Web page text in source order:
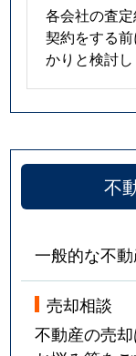
各会社の査定
契約をする
かりと検討し
不
一般的な不
売却相談
不動産の売